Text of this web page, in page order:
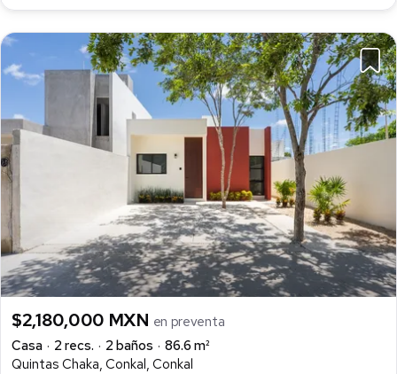
$2,180,000 MXN en preventa
Casa
2 recs. 2 baños
86.6 m²
Quintas Chaka, Conkal, Conkal